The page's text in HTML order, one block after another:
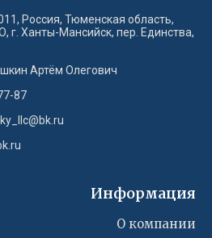
Россия, Тюменская область,
г. Ханты-Мансийск, пер. Единства,
Артём Олегович
87
Информация
О компании